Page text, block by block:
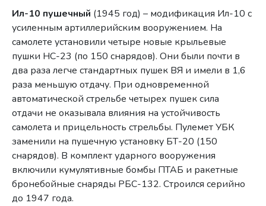
Ил-10 пушечный (1945 год) – модификация Ил-10 с
усиленным артиллерийским вооружением. На
самолете установили четыре новые крыльевые
пушки НС-23 (по 150 снарядов). Они были почти в
два раза легче стандартных пушек ВЯ и имели в 1,6
раза меньшую отдачу. При одновременной
автоматической стрельбе четырех пушек сила
отдачи не оказывала влияния на устойчивость
самолета и прицельность стрельбы. Пулемет УБК
заменили на пушечную установку БТ-20 (150
снарядов). В комплект ударного вооружения
включили кумулятивные бомбы ПТАБ и ракетные
бронебойные снаряды РБС-132. Строился серийно
до 1947 года.